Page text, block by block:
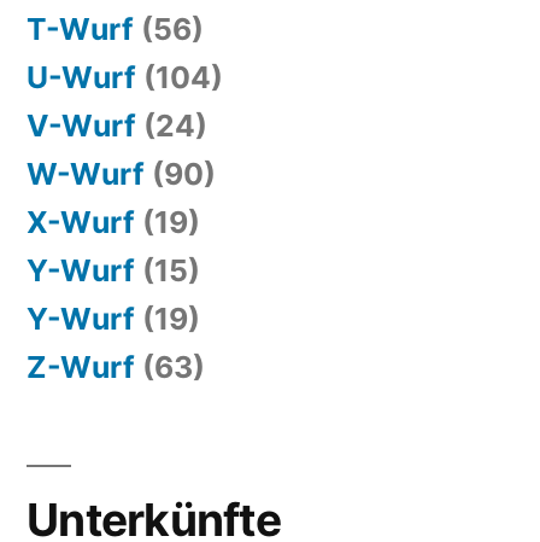
T-Wurf (56)
U-Wurf (104)
V-Wurf (24)
W-Wurf (90)
X-Wurf (19)
Y-Wurf (15)
Y-Wurf (19)
Z-Wurf (63)
Unterkünfte